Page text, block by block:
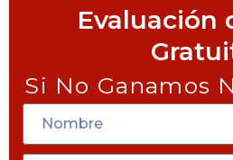
Evaluación
Si No Ganamos